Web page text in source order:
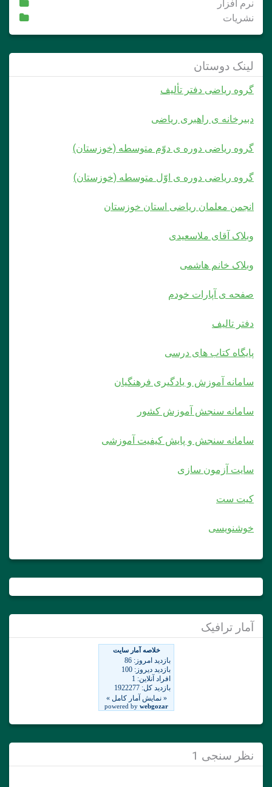
نرم افزار
نشریات
لینک دوستان
گروه ریاضی دفتر تألیف
دبیرخانه ی راهبری ریاضی
گروه ریاضی دوره ی دوّم متوسطه (خوزستان)
گروه ریاضی دوره ی اوّل متوسطه (خوزستان)
انجمن معلمان ریاضی استان خوزستان
وبلاک آقای ملاسعیدی
وبلاک خانم هاشمی
صفحه ی آپارات خودم
دفتر تالیف
پایگاه کتاب های درسی
سامانه آموزش و یادگیری فرهنگیان
سامانه سنجش آموزش کشور
سامانه سنجش و پایش کیفیت آموزشی
سایت آزمون سازی
کیت ست
خوشنویسی
آمار ترافیک
نظر سنجی 1